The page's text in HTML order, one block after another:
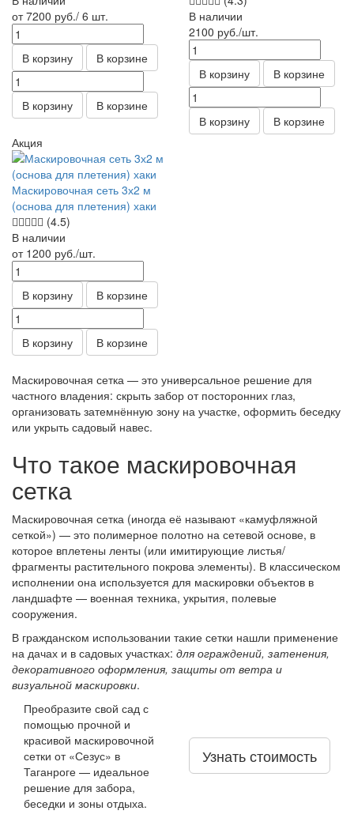
от 7200 руб./ 6 шт.
В корзину В корзине
В корзину В корзине
В наличии
2100 руб./шт.
В корзину В корзине
В корзину
В корзине
Акция
Маскировочная сеть 3х2 м
(основа для плетения) хаки
(4.5)
В наличии
от 1200 руб./шт.
В корзину В корзине
В корзину В корзине
Маскировочная сетка — это универсальное решение для
частного владения: скрыть забор от посторонних глаз,
организовать затемнённую зону на участке, оформить беседку
или укрыть садовый навес.
Что такое маскировочная
сетка
Маскировочная сетка (иногда её называют «камуфляжной
сеткой») — это полимерное полотно на сетевой основе, в
которое вплетены ленты (или имитирующие листья/
фрагменты растительного покрова элементы). В классическом
исполнении она используется для маскировки объектов в
ландшафте — военная техника, укрытия, полевые
сооружения.
В гражданском использовании такие сетки нашли применение
на дачах и в садовых участках: для ограждений, затенения,
декоративного оформления, защиты от ветра и
визуальной маскировки.
Преобразите свой сад с
помощью прочной и
красивой маскировочной
сетки от «Сезус» в
Таганроге — идеальное
решение для забора,
беседки и зоны отдыха.
Узнать стоимость